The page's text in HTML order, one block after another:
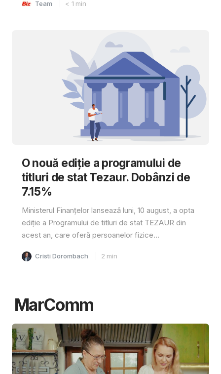
Team < 1 min
O nouă ediție a programului de
titluri de stat Tezaur. Dobânzi de
7.15%
Ministerul Finanțelor lansează luni, 10 august, a opta
ediție a Programului de titluri de stat TEZAUR din
acest an, care oferă persoanelor fizice...
Cristi Dorombach 2 min
MarComm